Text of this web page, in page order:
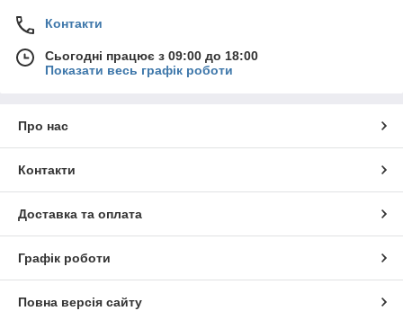
Контакти
Сьогодні працює з 09:00 до 18:00
Показати весь графік роботи
Про нас
Контакти
Доставка та оплата
Графік роботи
Повна версія сайту